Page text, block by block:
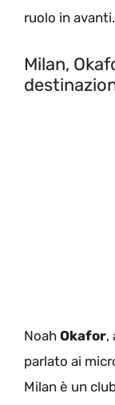
ruolo in avanti.
Milan,
Noah Okafor,
parlato ai
Milan è un